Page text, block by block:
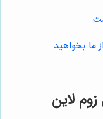
ما بخواهید
لاین